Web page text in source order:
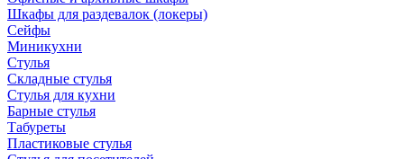
Шкафы для раздевалок (локеры)
Сейфы
Миникухни
Стулья
Складные стулья
Стулья для кухни
Барные стулья
Табуреты
Пластиковые стулья